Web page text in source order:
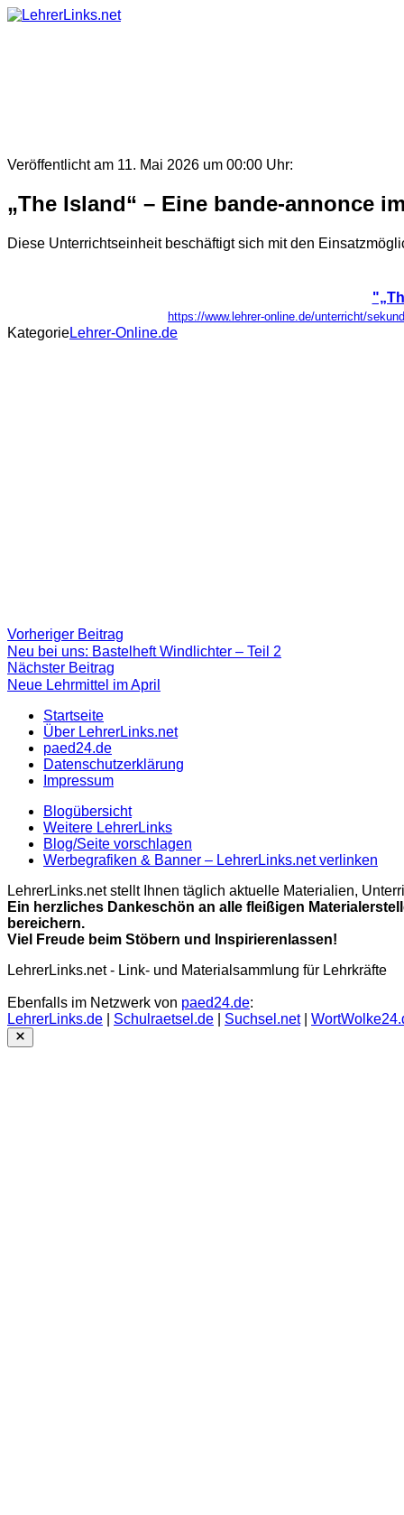
Skip
Veröffentlicht am 11. Mai 2026 um 00:00 Uhr:
„The Island“ – Eine bande-annonce
Diese Unterrichtseinheit beschäftigt sich mit den
https://www.lehrer-online.de/unterricht/
KategorieLehrer-Online.de
Beitragsnavigation
Vorheriger Beitrag
Beitrag:
Neu bei uns: Bastelheft Windlichter – Teil 2
Nächster Beitrag
Beitrag
Neue Lehrmittel im April
Startseite
Über LehrerLinks.net
paed24.de
Datenschutzerklärung
Impressum
Blogübersicht
Weitere LehrerLinks
Blog/Seite vorschlagen
Werbegrafiken & Banner – LehrerLinks.net verlinken
LehrerLinks.net stellt Ihnen täglich aktuelle Materialien,
Ein herzliches Dankeschön an alle fleißigen
bereichern.
Viel Freude beim Stöbern und Inspirierenlassen!
LehrerLinks.net - Link- und Materialsammlung für Lehrkräfte
Ebenfalls im Netzwerk von paed24.de:
LehrerLinks.de
Schulraetsel.de Suchsel.net|
Close